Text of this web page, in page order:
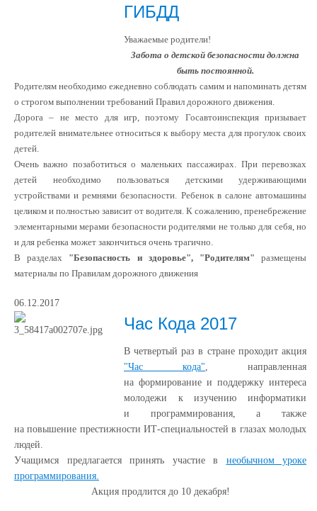
ГИБДД
Уважаемые родители!
Забота о детской безопасности должна
быть постоянной.
Родителям необходимо ежедневно соблюдать самим и напоминать детям
о строгом выполнении требований Правил дорожного движения.
Дорога – не место для игр, поэтому Госавтоинспекция призывает
родителей внимательнее относиться к выбору места для прогулок своих
детей.
Очень важно позаботиться о маленьких пассажирах. При перевозках
детей необходимо пользоваться детскими удерживающими
устройствами и ремнями безопасности. Ребенок в салоне автомашины
целиком и полностью зависит от водителя. К сожалению, пренебрежение
элементарными мерами безопасности родителями не только для себя, но
и для ребенка может закончиться очень трагично.
В разделах "Безопасность и здоровье", "Родителям" размещены
материалы по Правилам дорожного движения
06.12.2017
Час Кода 2017
В четвертый раз в стране проходит акция
"Час кода", направленная
на формирование и поддержку интереса
молодежи к изучению информатики
и программирования, а также
на повышение престижности ИТ-специальностей в глазах молодых
людей.
Учащимся предлагается принять участие в необычном уроке
программирования.
Акция продлится до 10 декабря!